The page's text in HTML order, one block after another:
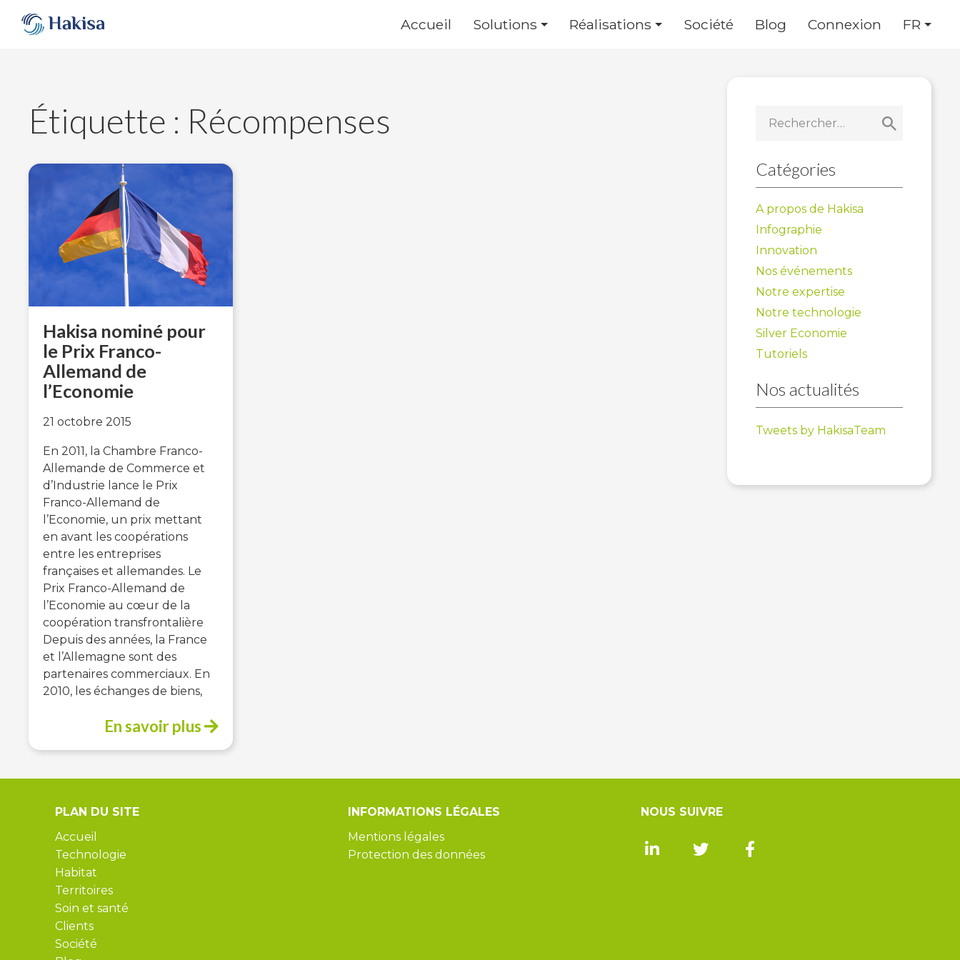
contenu
Accueil Solutions Réalisations Société Blog Connexion FR
Étiquette : Récompenses
Hakisa nominé pour
le Prix Franco-
Allemand de
l’Economie
21 octobre 2015
En 2011, la Chambre Franco-
Allemande de Commerce et
d’Industrie lance le Prix
Franco-Allemand de
l’Economie, un prix mettant
en avant les coopérations
entre les entreprises
françaises et allemandes. Le
Prix Franco-Allemand de
l’Economie au cœur de la
coopération transfrontalière
Depuis des années, la France
et l’Allemagne sont des
partenaires commerciaux. En
2010, les échanges de biens,
En savoir plus
Catégories
A propos de Hakisa
Infographie
Innovation
Nos événements
Notre expertise
Notre technologie
Silver Economie
Tutoriels
Nos actualités
Tweets by HakisaTeam
PLAN DU SITE
Accueil
Technologie
Habitat
Territoires
Soin et santé
Clients
Société
INFORMATIONS LÉGALES
Mentions légales
Protection des données
NOUS SUIVRE